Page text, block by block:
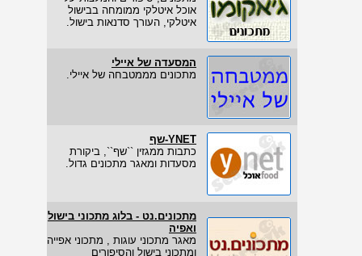
אוכל איטלקי ממומחה בבישול
איטלקי, העורך סדנאות בישול.
המסעדה של איילי
מתכונים מממטבחה של איילי.
YNET-שף
כתבות ממגזין ``שף``, ביקורת
מסעדות ומאגר מתכונים גדול.
מתכונים.נט - בלוג מתכוני בישול
ואפיה
מאגר מתכוני עוגות , מתכוני אפייה
ומתכוני בישול והסיפורים